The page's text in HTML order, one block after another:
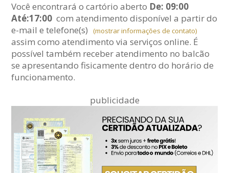
Você encontrará o cartório aberto De: 09:00
Até:17:00 com atendimento disponível a partir do
e-maile telefone(s) (mostrar informações de contato)
assim como atendimento via serviços online. É
possível também receber atendimento no balcão
se apresentando fisicamente dentro do horário de
funcionamento.
publicidade